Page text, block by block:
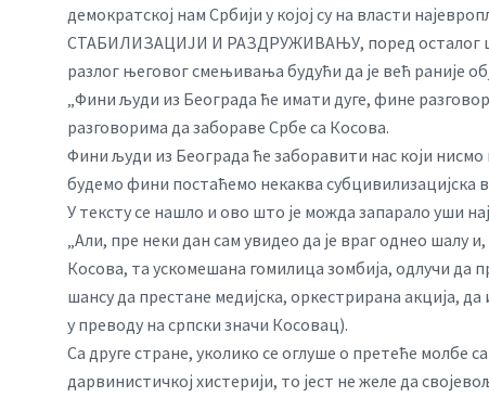
демократској нам Србији у којој су на власти
СТАБИЛИЗАЦИЈИ И РАЗДРУЖИВАЊУ, поред осталог
разлог његовог смењивања будући да је већ раније
„Фини људи из Београда ће имати дуге, фине
разговорима да забораве Србе са Косова.
Фини људи из Београда ће заборавити нас који
будемо фини постаћемо некаква субцивилизацијска
У тексту се нашло и ово што је можда запарало уши
„Али, пре неки дан сам увидео да је враг однео шалу
Косова, та ускомешана гомилица зомбија, одлучи да
шансу да престане медијска, оркестрирана акција,
у преводу на српски значи Косовац).
Са друге стране, уколико се оглуше о претеће молбе
дарвинистичкој хистерији, то јест не желе да